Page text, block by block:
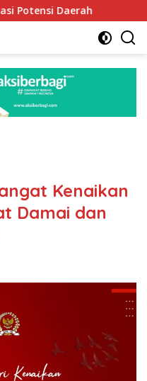
DPR Dorong
Kenaikan
Damai dan